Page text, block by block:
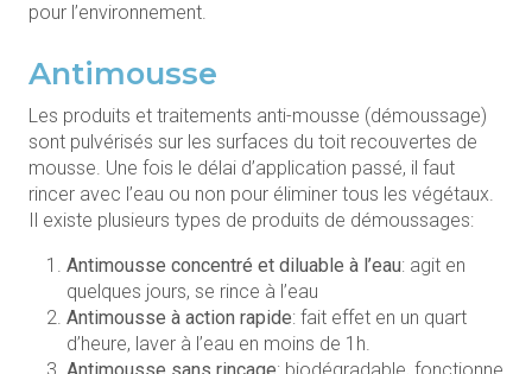
pour l’environnement.
Antimousse
Les produits et traitements anti-mousse (démoussage)
sont pulvérisés sur les surfaces du toit recouvertes de
mousse. Une fois le délai d’application passé, il faut
rincer avec l’eau ou non pour éliminer tous les végétaux.
Il existe plusieurs types de produits de démoussages:
Antimousse concentré et diluable à l’eau: agit en
quelques jours, se rince à l’eau
Antimousse à action rapide: fait effet en un quart
d’heure, laver à l’eau en moins de 1h.